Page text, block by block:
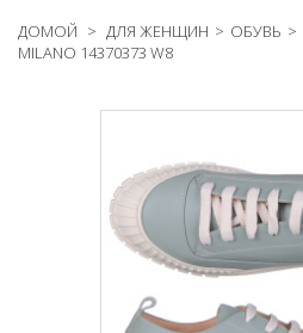
ДОМОЙ > ДЛЯ ЖЕНЩИН > ОБУВЬ >
MILANO 14370373 W8